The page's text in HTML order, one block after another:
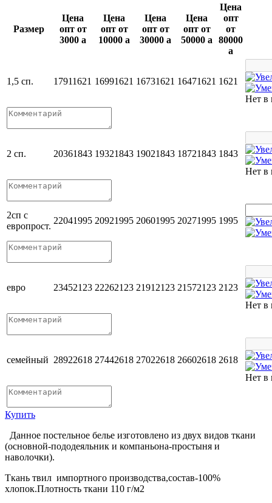
Размер
Цена
опт от
3000 a
Цена
опт от
10000 a
Цена
опт от
30000 a
Цена
опт от
50000 a
Цена
опт
от
80000
a
1,5 сп. 17911621 16991621 16731621 16471621 1621
Нет в
2 сп. 20361843 19321843 19021843 18721843 1843
Нет в
2сп с
европрост.
22041995 20921995 20601995 20271995 1995
евро 23452123 22262123 2191 2123 21572123 2123
Нет в
семейный 28922618 27442618 27022618 26602618 2618
Нет в
Купить
Данное постельное белье изготовлено из двух видов ткани
(основной-пододеяльник и компаньона-простыня и
наволочки).
Ткань твил импортного производства,состав-100%
хлопок.Плотность ткани 110 г/м2